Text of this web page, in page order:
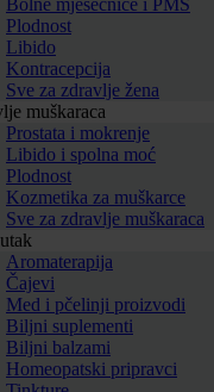
Bolne mjesečnice i PMS
Plodnost
Libido
Kontracepcija
Sve za zdravlje žena
muškaraca
Prostata i mokrenje
Libido i spolna moć
Plodnost
Kozmetika za muškarce
Sve za zdravlje muškaraca
Aromaterapija
Čajevi
Med i pčelinji proizvodi
Biljni suplementi
Biljni balzami
Homeopatski pripravci